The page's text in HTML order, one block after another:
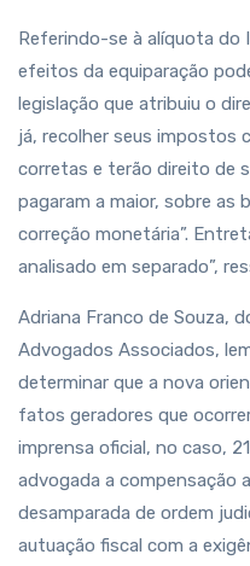
Referindo-se à alíquota do
efeitos da equiparação
legislação que atribuiu o
já, recolher seus impostos
corretas e terão direito de
pagaram a maior, sobre as
correção monetária”.
analisado em separado”,
Adriana Franco de Souza,
Advogados Associados,
determinar que a nova
fatos geradores que
imprensa oficial, no caso,
advogada a compensação
desamparada de ordem
autuação fiscal com a